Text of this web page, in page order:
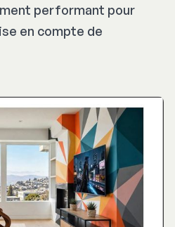
performant pour
en compte de